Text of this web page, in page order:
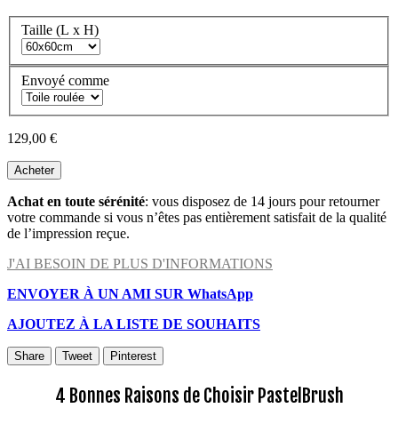
Taille (L x H)
Envoyé comme
129,00 €
Acheter
Achat en toute sérénité: vous disposez de 14 jours pour retourner
votre commande si vous n’êtes pas entièrement satisfait de la qualité
de l’impression reçue.
J'AI BESOIN DE PLUS D'INFORMATIONS
ENVOYER À UN AMI SUR WhatsApp
AJOUTEZ À LA LISTE DE SOUHAITS
Share Tweet Pinterest
4 Bonnes Raisons de Choisir PastelBrush